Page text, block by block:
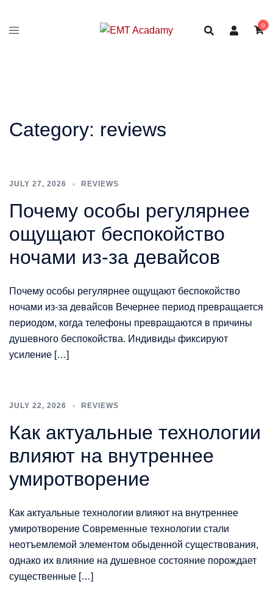
0
Category: reviews
JULY 27, 2026 REVIEWS
Почему особы регулярнее
ощущают беспокойство
ночами из-за девайсов
Почему особы регулярнее ощущают беспокойство
ночами из-за девайсов Вечернее период превращается
периодом, когда телефоны превращаются в причины
душевного беспокойства. Индивиды фиксируют
усиление […]
JULY 22, 2026 REVIEWS
Как актуальные технологии
влияют на внутреннее
умиротворение
Как актуальные технологии влияют на внутреннее
умиротворение Современные технологии стали
неотъемлемой элементом обыденной существования,
однако их влияние на душевное состояние порождает
существенные […]